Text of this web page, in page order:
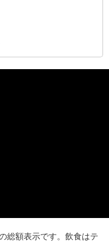
総額表示です。飲食はテ